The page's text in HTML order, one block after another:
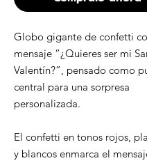
Globo gigante de confetti
mensaje “¿Quieres ser mi
Valentín?”, pensado como
central para una sorpresa
personalizada.
El confetti en tonos rojos,
y blancos enmarca el